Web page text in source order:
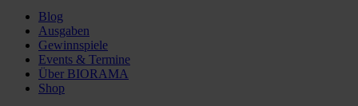
Blog
Ausgaben
Gewinnspiele
Events & Termine
Über BIORAMA
Shop